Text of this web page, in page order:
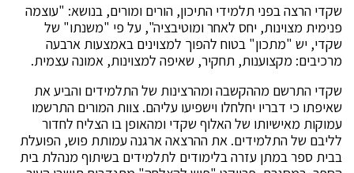
שקדי הרצה בפני תלמידי התיכון, הורים ומורים, בנושא: "עוצמה
פנימית מצוינות, יחס לאחר ומוטיבציה", על פי "משנתו" של
שקדי, יש "מתכון" בטוח להפוך למצוינים באמצעות ארבעה
מרכיבים: מקצוענות, תחקיר, שאיפה למצוינות, אמונה עצמית.
שקדי התרשם מההקשבה ומהרצינות של התלמידים והביע את
שאיפתו כי דבריו יחלחלו וישפיעו עליהם. צוות המורים התרשמו
עמוקות מאישיותו של האלוף שקדי ומהאופן בו הצליח לחדור
לליבם של התלמידים. את ההרצאה ארגנה עמותת פוש, הפועלת
בבית ספר במתן עזרה בלימודים לתלמידים בשיתוף מנהלת בית